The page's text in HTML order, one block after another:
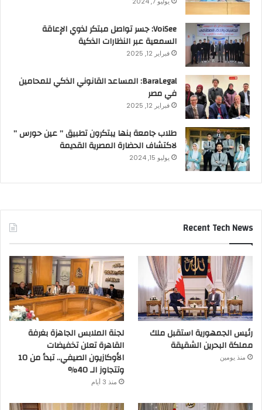
VoiSee: جسر تواصل مبتكر لذوي الإعاقة
السمعية عبر النظارات الذكية
فبراير 12, 2025
BaraLegal: المساعد القانوني الذكي للمحامين
في مصر
فبراير 12, 2025
طلاب جامعة بنها يبتكرون تطبيق ” عين حورس ”
لاكتشاف الحضارة المصرية القديمة
يوليو 15, 2024
Recent Tech News
رئيس الجمهورية استقبل ملك
مملكة البحرين الشقيقة
منذ يومين
لجنة الملابس الجاهزة بغرفة
القاهرة تعلن تخفيضات
الأوكازيون الصيفي.. تبدأ من 10
وتتجاوز الـ 40%
منذ 3 أيام